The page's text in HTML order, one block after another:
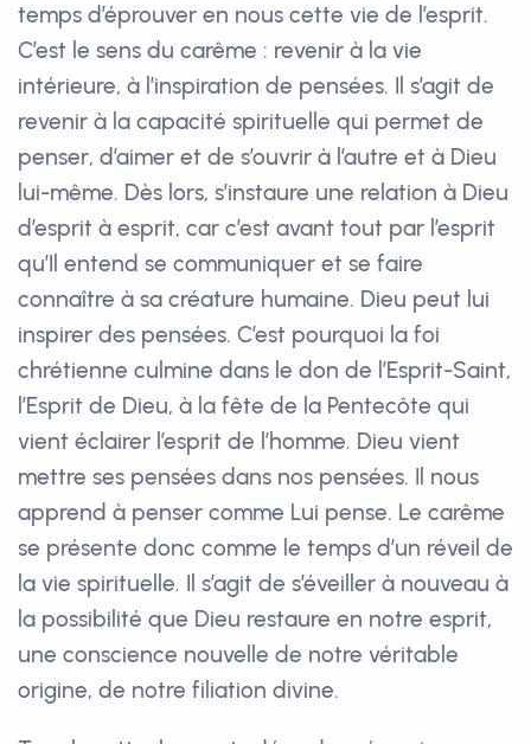
temps d’éprouver en nous cette vie de l’esprit.
C’est le sens du carême : revenir à la vie
intérieure, à l’inspiration de pensées. Il s’agit de
revenir à la capacité spirituelle qui permet de
penser, d’aimer et de s’ouvrir à l’autre et à Dieu
lui-même. Dès lors, s’instaure une relation à Dieu
d’esprit à esprit, car c’est avant tout par l’esprit
qu’Il entend se communiquer et se faire
connaître à sa créature humaine. Dieu peut lui
inspirer des pensées. C’est pourquoi la foi
chrétienne culmine dans le don de l’Esprit-Saint,
l’Esprit de Dieu, à la fête de la Pentecôte qui
vient éclairer l’esprit de l’homme. Dieu vient
mettre ses pensées dans nos pensées. Il nous
apprend à penser comme Lui pense. Le carême
se présente donc comme le temps d’un réveil de
la vie spirituelle. Il s’agit de s’éveiller à nouveau à
la possibilité que Dieu restaure en notre esprit,
une conscience nouvelle de notre véritable
origine, de notre filiation divine.